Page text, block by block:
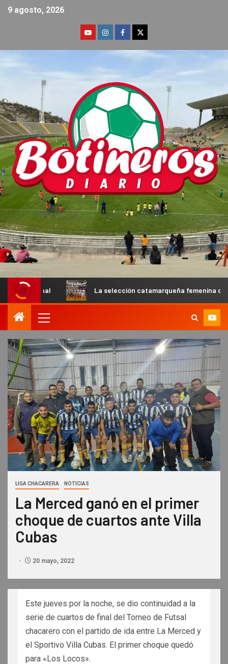
9 agosto, 2026
La selección catamarqueña femenina de básquet U13
LIGA CHACARERA NOTICIAS
La Merced ganó en el primer
choque de cuartos ante Villa
Cubas
20 mayo, 2022
Este jueves por la noche, se dio continuidad a la
serie de cuartos de final del Torneo de Futsal
chacarero con el partido de ida entre La Merced y
el Sportivo Villa Cubas. El primer choque quedó
para «Los Locos».